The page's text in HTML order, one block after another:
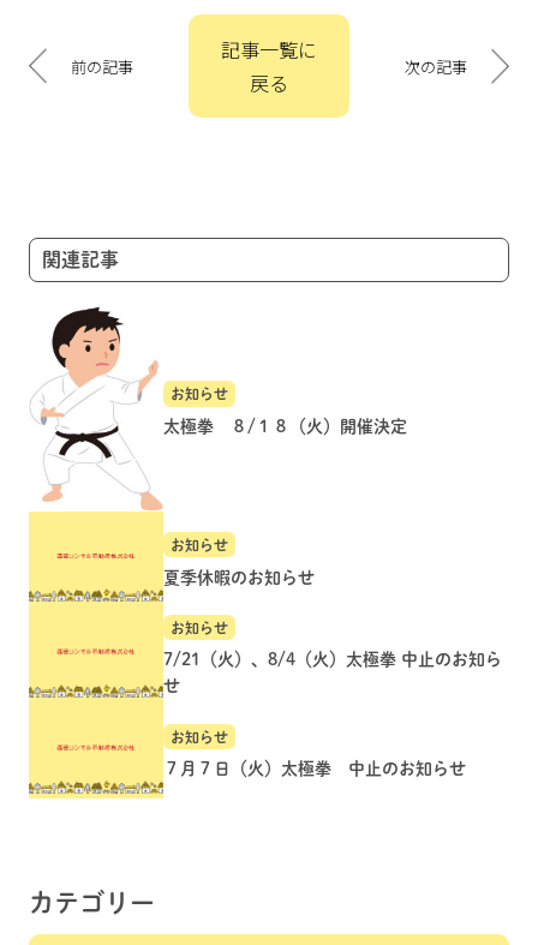
稿
ナ
ョ
ン
前の記事
記事一覧に
戻る
次の記事
関連記事
お知らせ
太極拳 ８/１８（火）開催決定
お知らせ
夏季休暇のお知らせ
お知らせ
7/21（火）、8/4（火）太極拳 中止のお知ら
せ
お知らせ
７月７日（火）太極拳 中止のお知らせ
カテゴリー